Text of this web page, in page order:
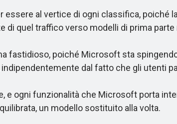
al vertice di ogni classifica, poiché
di quel traffico verso modelli di prima parte
fastidioso, poiché Microsoft sta
dal fatto che gli utenti
ogni funzionalità che Microsoft porta
un modello sostituito alla volta.